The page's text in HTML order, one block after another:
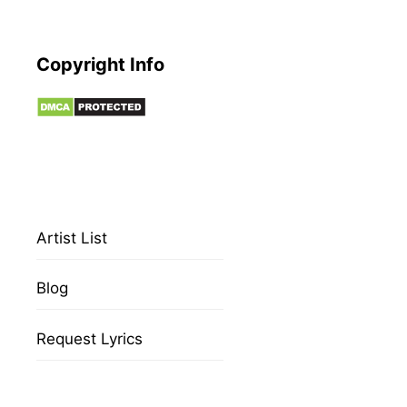
Copyright Info
Artist List
Blog
Request Lyrics